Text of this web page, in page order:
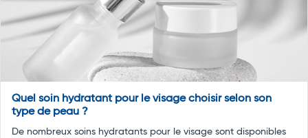
Quel soin hydratant pour le visage choisir selon son
type de peau ?
De nombreux soins hydratants pour le visage sont disponibles